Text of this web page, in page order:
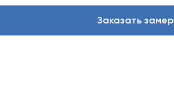
Заказать замер